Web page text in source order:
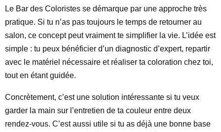
Le Bar des Coloristes se démarque par une approche très
pratique. Si tu n’as pas toujours le temps de retourner au
salon, ce concept peut vraiment te simplifier la vie. L’idée est
simple : tu peux bénéficier d’un diagnostic d’expert, repartir
avec le matériel nécessaire et réaliser ta coloration chez toi,
tout en étant guidée.
Concrètement, c’est une solution intéressante si tu veux
garder la main sur l’entretien de ta couleur entre deux
rendez-vous. C’est aussi utile si tu as déjà une bonne base